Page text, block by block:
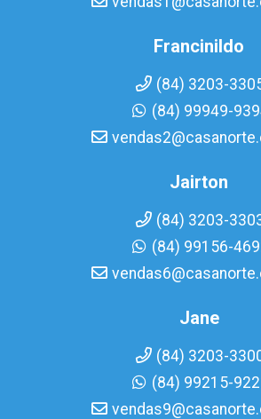
Francinildo
(84) 3203-
(84) 99949-
Jairton
(84) 3203-
(84) 99156-
Jane
(84) 3203-
(84) 99215-